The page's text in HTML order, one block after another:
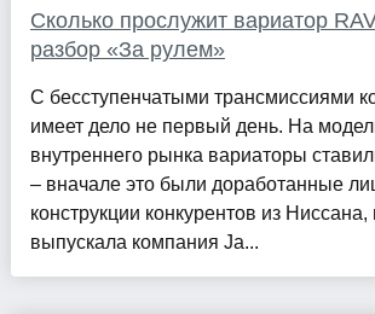
Сколько прослужит вариатор
разбор «За рулем»
С бесступенчатыми трансмиссиями
имеет дело не первый день. На
внутреннего рынка вариаторы
– вначале это были доработанные
конструкции конкурентов из
выпускала компания Ja...